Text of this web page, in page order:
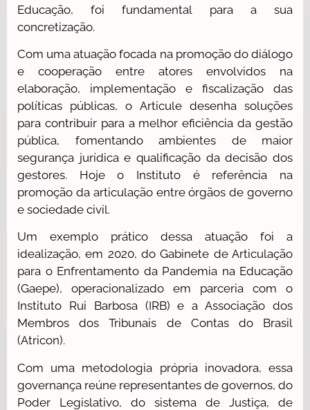
Educação, foi fundamental para a sua
concretização.
Com uma atuação focada na promoção do diálogo
e cooperação entre atores envolvidos na
elaboração, implementação e fiscalização das
políticas públicas, o Articule desenha soluções
para contribuir para a melhor eficiência da gestão
pública, fomentando ambientes de maior
segurança jurídica e qualificação da decisão dos
gestores. Hoje o Instituto é referência na
promoção da articulação entre órgãos de governo
e sociedade civil.
Um exemplo prático dessa atuação foi a
idealização, em 2020, do Gabinete de Articulação
para o Enfrentamento da Pandemia na Educação
(Gaepe), operacionalizado em parceria com o
Instituto Rui Barbosa (IRB) e a Associação dos
Membros dos Tribunais de Contas do Brasil
(Atricon).
Com uma metodologia própria inovadora, essa
governança reúne representantes de governos, do
Poder Legislativo, do sistema de Justiça, de